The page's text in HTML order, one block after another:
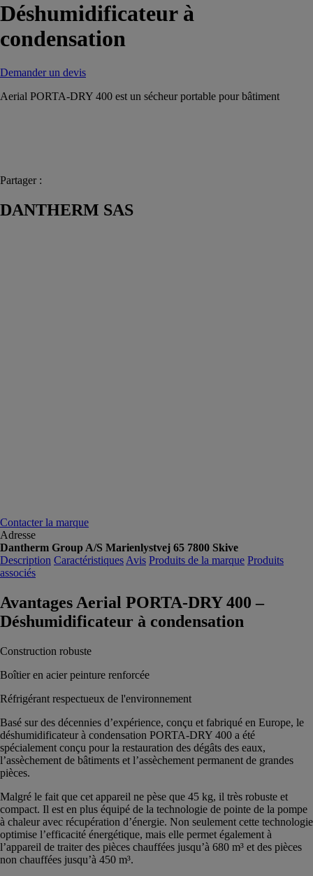
Déshumidificateur à
condensation
Demander un devis
Aerial PORTA-DRY 400 est un sécheur portable pour bâtiment
Partager :
DANTHERM SAS
Contacter la marque
Adresse
Dantherm Group A/S Marienlystvej 65 7800 Skive
Description Caractéristiques Avis Produits de la marque Produits
associés
Avantages Aerial PORTA-DRY 400 –
Déshumidificateur à condensation
Construction robuste
Boîtier en acier peinture renforcée
Réfrigérant respectueux de l'environnement
Basé sur des décennies d’expérience, conçu et fabriqué en Europe, le
déshumidificateur à condensation PORTA-DRY 400 a été
spécialement conçu pour la restauration des dégâts des eaux,
l’assèchement de bâtiments et l’assèchement permanent de grandes
pièces.
Malgré le fait que cet appareil ne pèse que 45 kg, il très robuste et
compact. Il est en plus équipé de la technologie de pointe de la pompe
à chaleur avec récupération d’énergie. Non seulement cette technologie
optimise l’efficacité énergétique, mais elle permet également à
l’appareil de traiter des pièces chauffées jusqu’à 680 m³ et des pièces
non chauffées jusqu’à 450 m³.